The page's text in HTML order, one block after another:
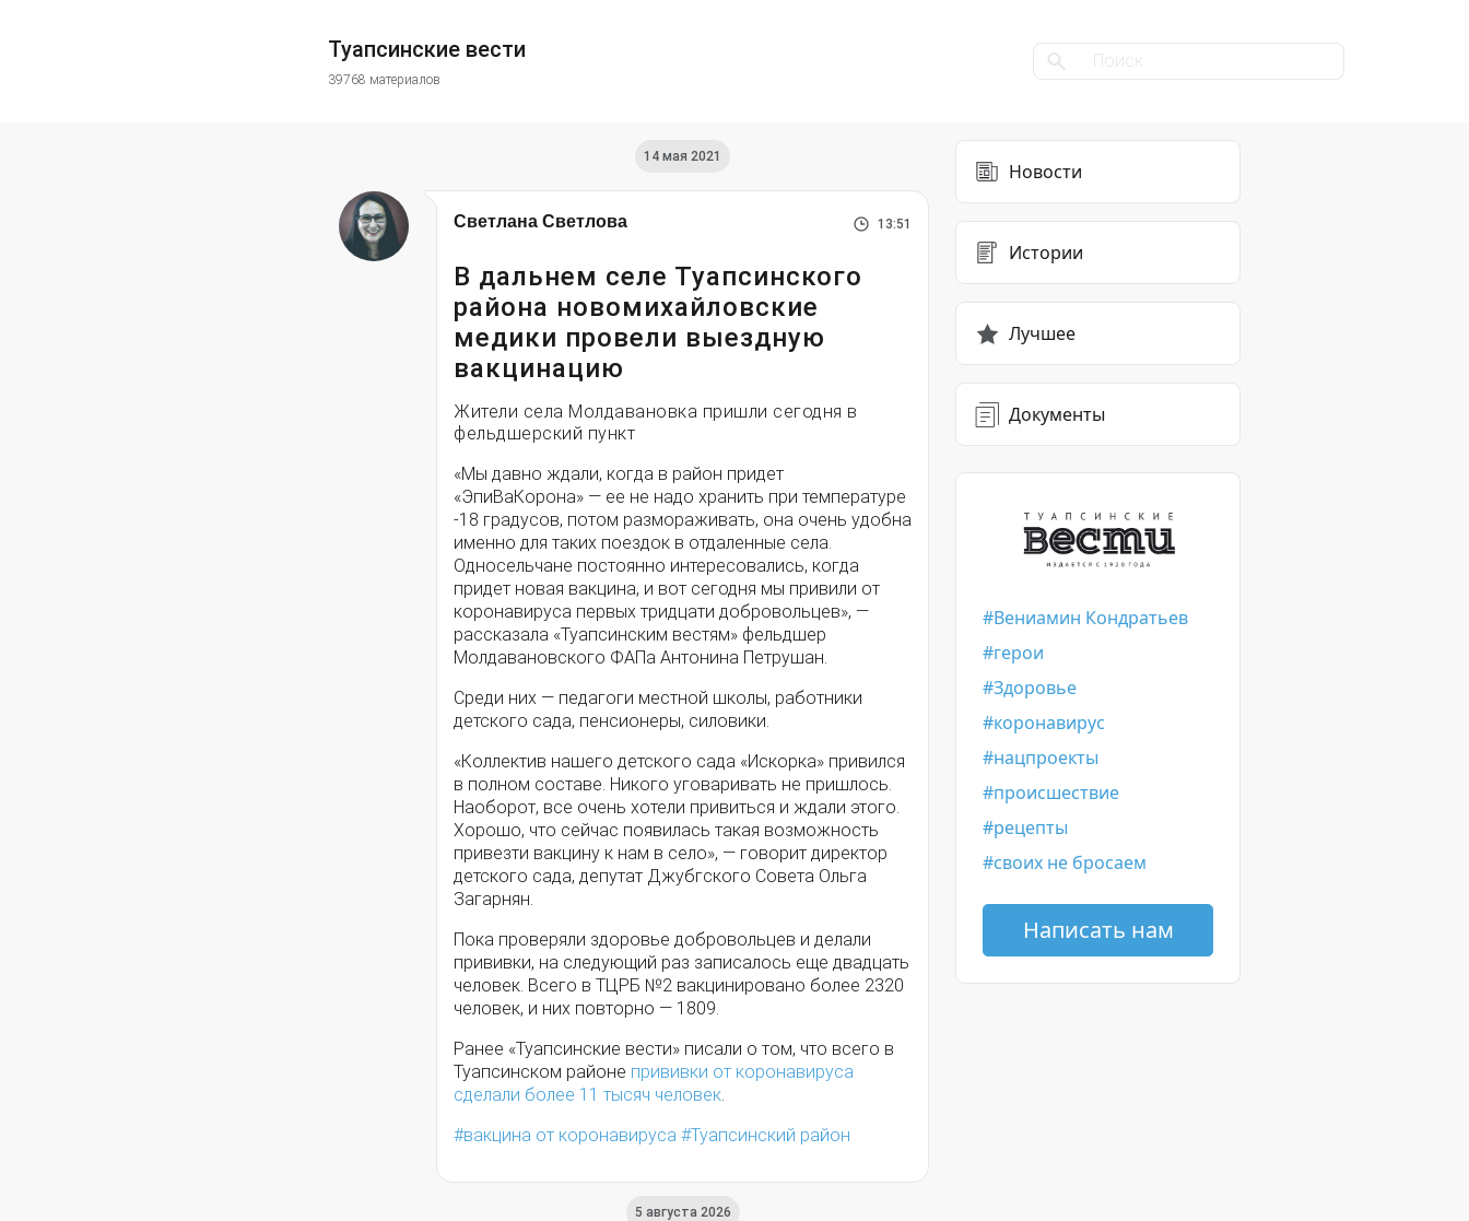
Туапсинские вести
39768 материалов
14 мая 2021
Светлана Светлова 13:51
В дальнем селе Туапсинского
района новомихайловские
медики провели выездную
вакцинацию
Жители села Молдавановка пришли сегодня в
фельдшерский пункт
«Мы давно ждали, когда в район придет
«ЭпиВаКорона» — ее не надо хранить при температуре
-18 градусов, потом размораживать, она очень удобна
именно для таких поездок в отдаленные села.
Односельчане постоянно интересовались, когда
придет новая вакцина, и вот сегодня мы привили от
коронавируса первых тридцати добровольцев», —
рассказала «Туапсинским вестям» фельдшер
Молдавановского ФАПа Антонина Петрушан.
Среди них — педагоги местной школы, работники
детского сада, пенсионеры, силовики.
«Коллектив нашего детского сада «Искорка» привился
в полном составе. Никого уговаривать не пришлось.
Наоборот, все очень хотели привиться и ждали этого.
Хорошо, что сейчас появилась такая возможность
привезти вакцину к нам в село», — говорит директор
детского сада, депутат Джубгского Совета Ольга
Загарнян.
Пока проверяли здоровье добровольцев и делали
прививки, на следующий раз записалось еще двадцать
человек. Всего в ТЦРБ №2 вакцинировано более 2320
человек, и них повторно — 1809.
Ранее «Туапсинские вести» писали о том, что всего в
Туапсинском районе прививки от коронавируса
сделали более 11 тысяч человек.
вакцина от коронавируса
Туапсинский район
5 августа 2026
Новости
Истории
Лучшее
Документы
Вениамин Кондратьев
герои
Здоровье
коронавирус
нацпроекты
происшествие
рецепты
своих не бросаем
Написать нам